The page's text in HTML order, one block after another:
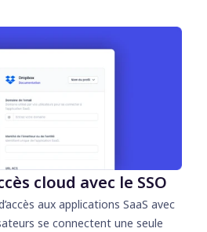
cloud avec le SSO
aux applications SaaS avec
se connectent une seule